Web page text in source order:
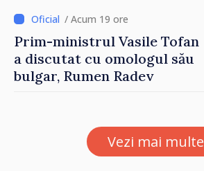
/ Acum 19 ore
Prim-ministrul Vasile Tofan
a discutat cu omologul său
bulgar, Rumen Radev
Vezi mai multe